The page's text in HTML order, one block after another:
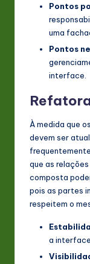
Pontos
uma
Pontos
interface.
À medida que
devem ser
que as
composta
pois as partes
respeitem o
a